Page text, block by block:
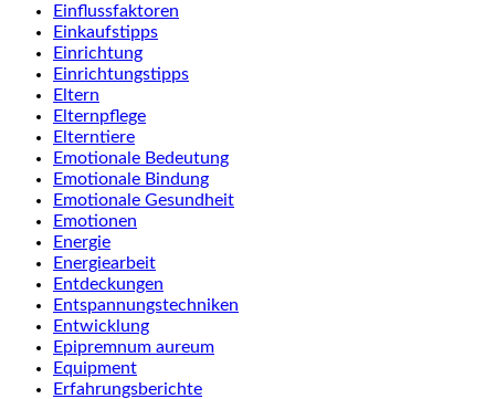
Einflussfaktoren
Einkaufstipps
Einrichtung
Einrichtungstipps
Eltern
Elternpflege
Elterntiere
Emotionale Bedeutung
Emotionale Bindung
Emotionale Gesundheit
Emotionen
Energie
Energiearbeit
Entdeckungen
Entspannungstechniken
Entwicklung
Epipremnum aureum
Equipment
Erfahrungsberichte